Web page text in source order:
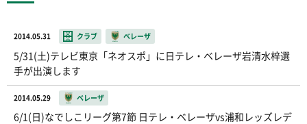
2014.05.31 クラブ ベレーザ
5/31(土)テレビ東京「ネオスポ」に日テレ・ベレーザ岩清水梓選
手が出演します
2014.05.29 ベレーザ
6/1(日)なでしこリーグ第7節 日テレ・ベレーザvs浦和レッズレデ